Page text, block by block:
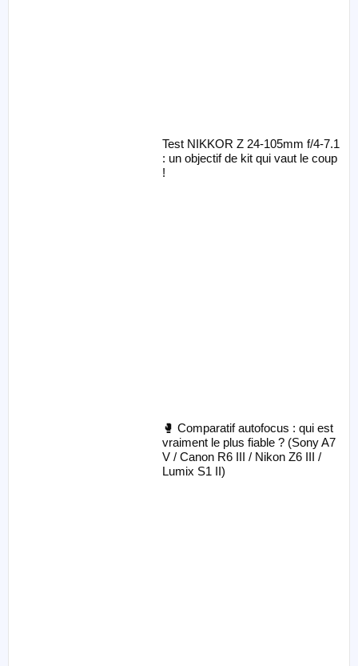
Test NIKKOR Z 24-105mm f/4-7.1
: un objectif de kit qui vaut le coup
!
🥊 Comparatif autofocus : qui est
vraiment le plus fiable ? (Sony A7
V / Canon R6 III / Nikon Z6 III /
Lumix S1 II)